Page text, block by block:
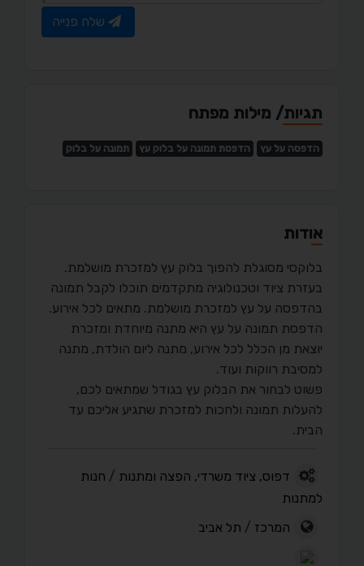
שלח פנייה
תגיות/ מילות מפתח
הדפסה על עץ הדפסת תמונה על בלוק עץ תמונה על בלוק
אודות
בלוקסי מסוגלת להפוך בלוק עץ למזכרת מושלמת.
בעזרת ציוד וטכנולוגיה מתקדמים תוכלו לקבל תמונה
בהדפסה על עץ למזכרת מושלמת. מתאים לכל אירוע.
הדפסת תמונה על עץ היא מתנה מיוחדת ומזכרת
יוצאת מן הכלל לכל אירוע, מתנה ליום הולדת, מתנה
למסיבת רווקות ועוד.
פשוט לבחור את הבלוק עץ בגודל שמתאים לכם,
להעלות תמונה ולחכות למזכרת שתגיע אליכם עד
הבית.
דפוס, ציוד משרדי, הפצה ומתנות / חנות
למתנות
המרכז / תל אביב